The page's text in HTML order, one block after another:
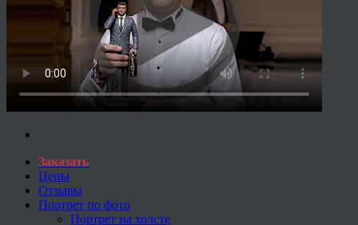
Заказать
Цены
Отзывы
Портрет по фото
Портрет на холсте